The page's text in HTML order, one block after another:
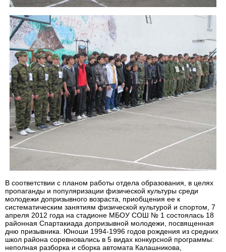
В соответствии с планом работы отдела образования, в целях
пропаганды и популяризации физической культуры среди
молодежи допризывного возраста, приобщения ее к
систематическим занятиям физической культурой и спортом, 7
апреля 2012 года на стадионе МБОУ СОШ № 1 состоялась 18
районная Спартакиада допризывной молодежи, посвященная
дню призывника. Юноши 1994-1996 годов рождения из средних
школ района соревновались в 5 видах конкурсной программы:
неполная разборка и сборка автомата Калашникова,